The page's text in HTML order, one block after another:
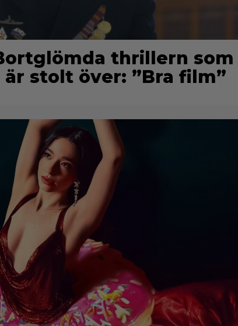
thrillern som
är stolt över: ”Bra film”